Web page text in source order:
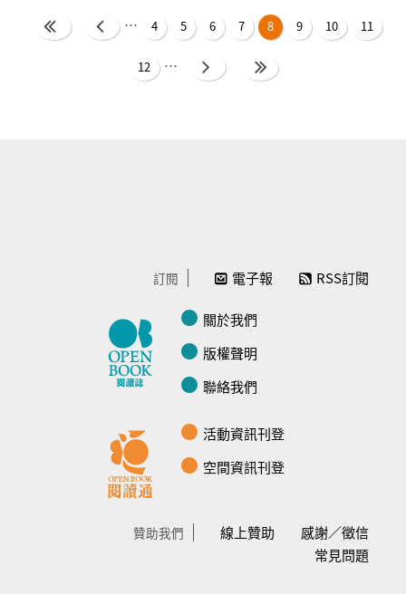
… 4 5 6 7 8 9 10 11
12 …
訂閱 電子報 RSS訂閱
關於我們
版權聲明
聯絡我們
活動資訊刊登
空間資訊刊登
贊助我們 線上贊助
感謝／徵信
常見問題